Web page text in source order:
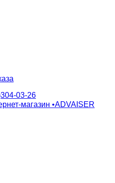
03-26
магазин •ADVAISER